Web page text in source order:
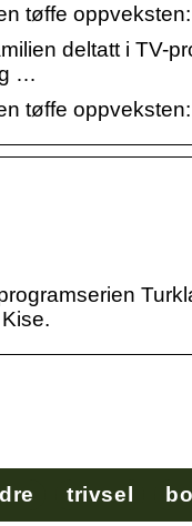
tøffe
deltatt i TV-
…
tøffe
trivsel